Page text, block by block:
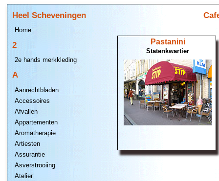
Heel Scheveningen
Home
2
2e hands merkkleding
A
Aanrechtbladen
Accessoires
Afvallen
Appartementen
Aromatherapie
Artiesten
Assurantie
Asverstrooiing
Atelier
Pastanini
Statenkwartier